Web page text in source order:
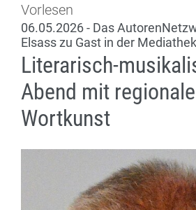
Vorlesen
06.05.2026 - Das
Elsass zu Gast in der
Literarisch-
Abend mit
Wortkunst